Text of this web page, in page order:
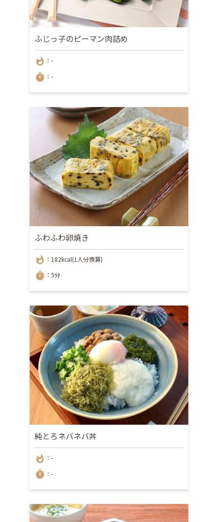
ふじっ子のピーマン肉詰め
whatshot ：-
timer ：-
ふわふわ卵焼き
whatshot ：182kcal(1人分換算)
timer ：5分
純とろネバネバ丼
whatshot ：-
timer ：-